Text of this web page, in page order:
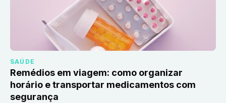
SAÚDE
Remédios em viagem: como organizar
horário e transportar medicamentos com
segurança